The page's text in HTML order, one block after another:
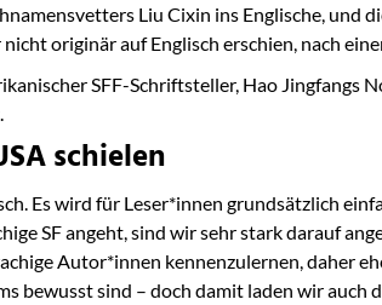
Liu Cixin ins Englische, und
originär auf Englisch erschien, nach
SFF-Schriftsteller, Hao Jingfangs
schielen
Es wird für Leser*innen grundsätzlich
SF angeht, sind wir sehr stark darauf
Autor*innen kennenzulernen, daher
bewusst sind – doch damit laden wir